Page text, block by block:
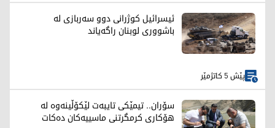
ئیسرائیل کوژرانی دوو سەربازی لە
باشووری لوبنان راگەیاند
پێش 5 کاتژمێر
سۆران.. تیمێکی تایبەت لێکۆڵینەوە لە
هۆکاری کرمگرتنی ماسییەکان دەکات